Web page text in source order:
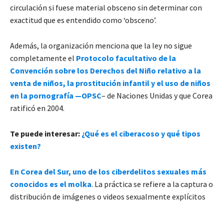
circulación si fuese material obsceno sin determinar con
exactitud que es entendido como ‘obsceno’.
Además, la organización menciona que la ley no sigue
completamente el Protocolo facultativo de la
Convención sobre los Derechos del Niño relativo a la
venta de niños, la prostitución infantil y el uso de niños
en la pornografía —OPSC– de Naciones Unidas y que Corea
ratificó en 2004.
Te puede interesar: ¿Qué es el ciberacoso y qué tipos
existen?
En Corea del Sur, uno de los ciberdelitos sexuales más
conocidos es el molka. La práctica se refiere a la captura o
distribución de imágenes o videos sexualmente explícitos